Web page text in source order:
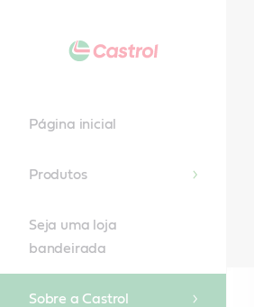
Página inicial
Produtos
Seja uma loja
bandeirada
Sobre a Castrol